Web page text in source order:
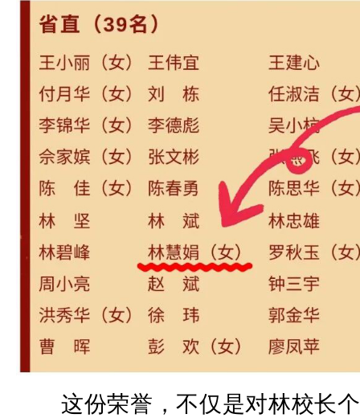
这份荣誉，不仅是对林校长